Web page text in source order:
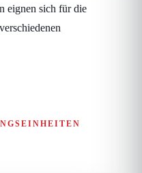
eignen sich für die